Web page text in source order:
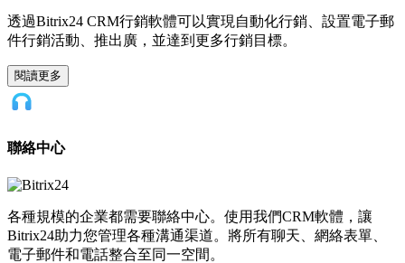
透過Bitrix24 CRM行銷軟體可以實現自動化行銷、設置電子郵
件行銷活動、推出廣，並達到更多行銷目標。
閱讀更多
聯絡中心
各種規模的企業都需要聯絡中心。使用我們CRM軟體，讓
Bitrix24助力您管理各種溝通渠道。將所有聊天、網絡表單、
電子郵件和電話整合至同一空間。